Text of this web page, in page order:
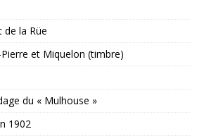
de la Rüe
et Miquelon (timbre)
du « Mulhouse »
1902